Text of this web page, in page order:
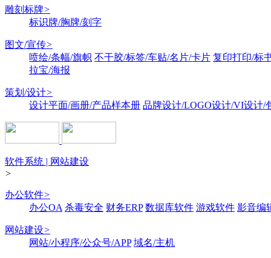
雕刻标牌>
标识牌/胸牌/刻字
图文/宣传>
喷绘/条幅/旗帜 不干胶/标签/车贴/名片/卡片 复印打印/标
拉宝/海报
策划/设计>
设计平面/画册/产品样本册 品牌设计/LOGO设计/VI设计/
软件系统 | 网站建设
>
办公软件>
办公OA 杀毒安全 财务ERP 数据库软件 游戏软件 影音编
网站建设>
网站/小程序/公众号/APP 域名/主机